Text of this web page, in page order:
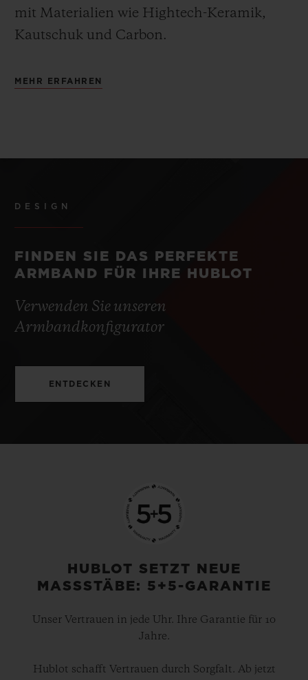
mit Materialien wie Hightech-Keramik,
Kautschuk und Carbon.
MEHR ERFAHREN
DESIGN
FINDEN SIE DAS PERFEKTE
ARMBAND FÜR IHRE HUBLOT
Verwenden Sie unseren
Armbandkonfigurator
ENTDECKEN
HUBLOT SETZT NEUE
MASSSTÄBE: 5+5-GARANTIE
Unser Vertrauen in jede Uhr. Ihre Garantie für 10
Jahre.
Hublot schafft Vertrauen durch Sorgfalt. Ab jetzt